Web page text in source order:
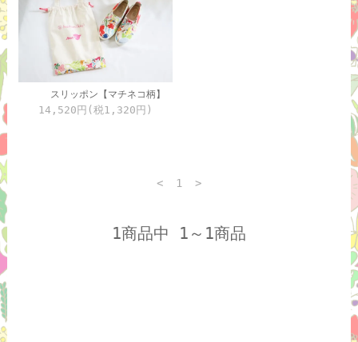
スリッポン【マチネコ柄】
14,520円(税1,320円)
< 1 >
1商品中 1～1商品